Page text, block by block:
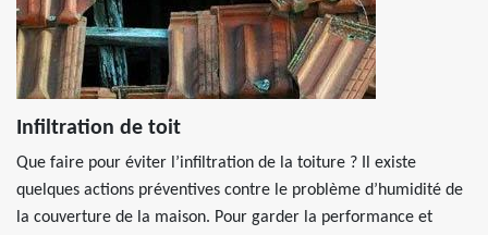
Infiltration de toit
Que faire pour éviter l’infiltration de la toiture ? Il existe
quelques actions préventives contre le problème d’humidité de
la couverture de la maison. Pour garder la performance et